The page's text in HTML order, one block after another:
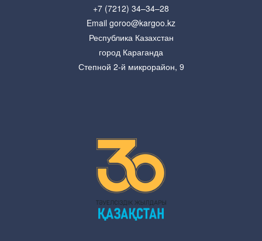
+7 (7212) 34–34–28
Email goroo@kargoo.kz
Республика Казахстан
город Караганда
Степной 2-й микрорайон, 9